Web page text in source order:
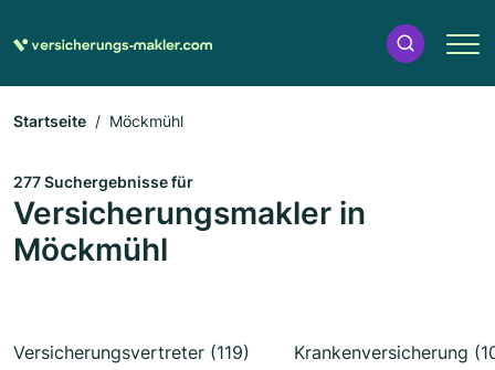
Startseite Möckmühl
277 Suchergebnisse für
Versicherungsmakler in
Möckmühl
Versicherungsvertreter (119) Krankenversicherung